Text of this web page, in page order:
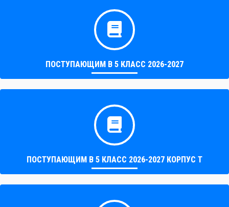
ПОСТУПАЮЩИМ В 5 КЛАСС 2026-2027
ПОСТУПАЮЩИМ В 5 КЛАСС 2026-2027 КОРПУС Т